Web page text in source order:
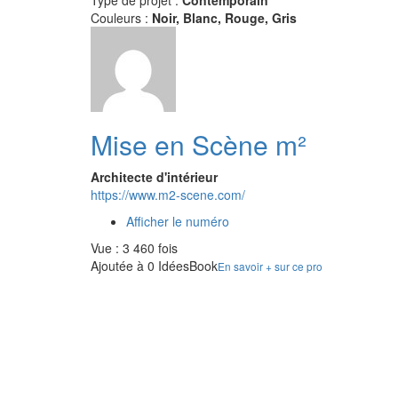
Couleurs : Noir, Blanc, Rouge, Gris
Mise en Scène m²
Architecte d'intérieur
https://www.m2-scene.com/
Afficher le numéro
Vue : 3 460 fois
Ajoutée à 0 IdéesBookEn savoir + sur ce pro